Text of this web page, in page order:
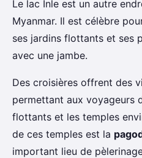
Le lac Inle est un autre
Myanmar. Il est célèbre
ses jardins flottants et ses
avec une jambe.
Des croisières offrent des
permettant aux voyageurs
flottants et les temples
de ces temples est la
important lieu de